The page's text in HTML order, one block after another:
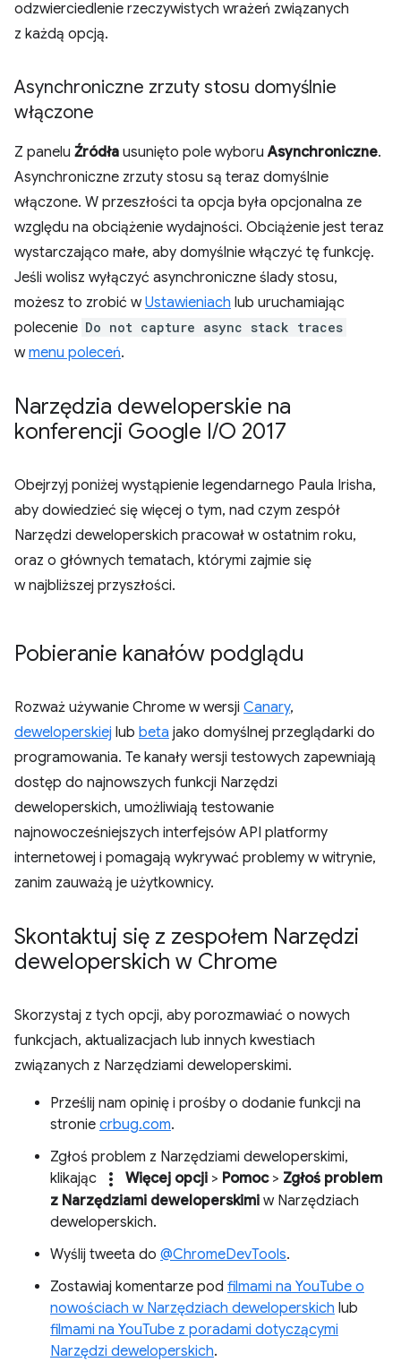
odzwierciedlenie rzeczywistych wrażeń związanych
z każdą opcją.
Asynchroniczne zrzuty stosu domyślnie
włączone
Z panelu Źródła usunięto pole wyboruAsynchroniczne.
Asynchroniczne zrzuty stosu są teraz domyślnie
włączone. W przeszłości ta opcja była opcjonalna ze
względu na obciążenie wydajności. Obciążenie jest teraz
wystarczająco małe, aby domyślnie włączyć tę funkcję.
Jeśli wolisz wyłączyć asynchroniczne ślady stosu,
możesz to zrobić wUstawieniach lub uruchamiając
polecenie Do not capture async stack traces
wmenu poleceń.
Narzędzia deweloperskie na
konferencji Google I/O 2017
Obejrzyj poniżej wystąpienie legendarnego Paula Irisha,
aby dowiedzieć się więcej o tym, nad czym zespół
Narzędzi deweloperskich pracował w ostatnim roku,
oraz o głównych tematach, którymi zajmie się
w najbliższej przyszłości.
Pobieranie kanałów podglądu
Rozważ używanie Chrome w wersji Canary,
deweloperskiej lub beta jako domyślnej przeglądarki do
programowania. Te kanały wersji testowych zapewniają
dostęp do najnowszych funkcji Narzędzi
deweloperskich, umożliwiają testowanie
najnowocześniejszych interfejsów API platformy
internetowej i pomagają wykrywać problemy w witrynie,
zanim zauważą je użytkownicy.
Skontaktuj się z zespołem Narzędzi
deweloperskich w Chrome
Skorzystaj z tych opcji, aby porozmawiać o nowych
funkcjach, aktualizacjach lub innych kwestiach
związanych z Narzędziami deweloperskimi.
Prześlij nam opinię i prośby o dodanie funkcji na
stronie crbug.com.
Zgłoś problem z Narzędziami deweloperskimi,
klikając
more_vert Więcej opcji > Pomoc> Zgłoś problem
z Narzędziami deweloperskimi w Narzędziach
deweloperskich.
Wyślij tweeta do @ChromeDevTools.
Zostawiaj komentarze pod filmami na YouTube o
nowościach w Narzędziach deweloperskich lub
filmami na YouTube z poradami dotyczącymi
Narzędzi deweloperskich.